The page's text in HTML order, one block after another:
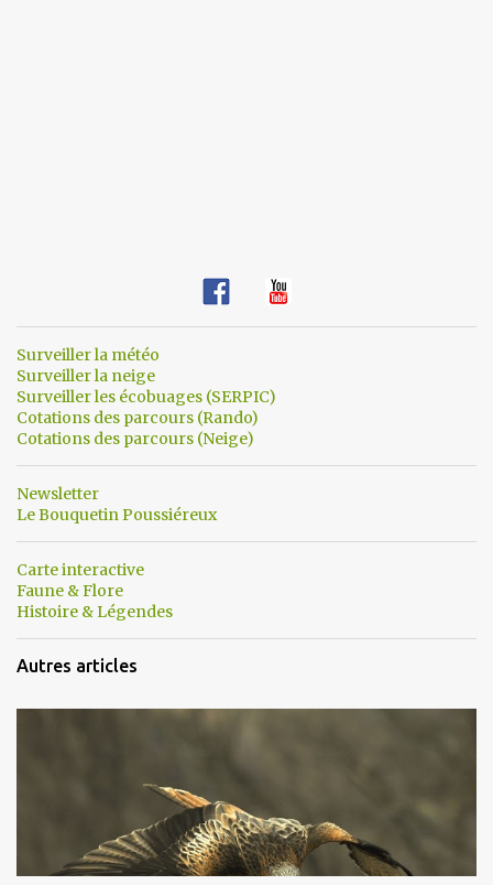
Surveiller la météo
Surveiller la neige
Surveiller les écobuages (SERPIC)
Cotations des parcours (Rando)
Cotations des parcours (Neige)
Newsletter
Le Bouquetin Poussiéreux
Carte interactive
Faune & Flore
Histoire & Légendes
Autres articles